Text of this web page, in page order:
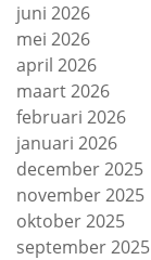
juni 2026
mei 2026
april 2026
maart 2026
februari 2026
januari 2026
december 2025
november 2025
oktober 2025
september 2025